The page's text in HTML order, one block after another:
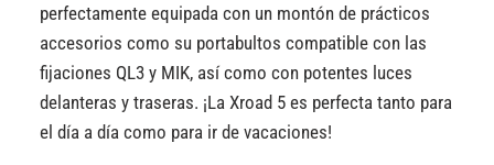
perfectamente equipada con un montón de prácticos
accesorios como su portabultos compatible con las
fijaciones QL3 y MIK, así como con potentes luces
delanteras y traseras. ¡La Xroad 5 es perfecta tanto para
el día a día como para ir de vacaciones!